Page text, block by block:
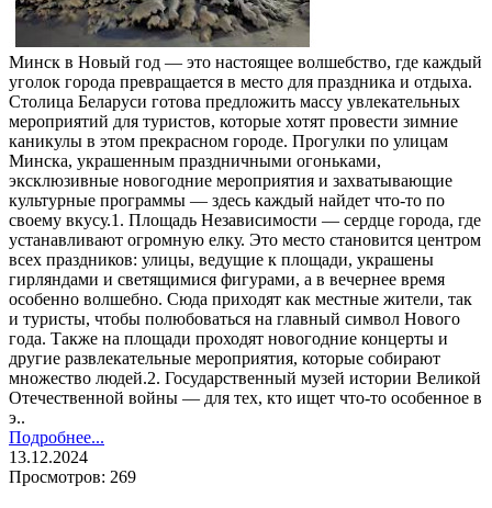
Минск в Новый год — это настоящее волшебство, где каждый
уголок города превращается в место для праздника и отдыха.
Столица Беларуси готова предложить массу увлекательных
мероприятий для туристов, которые хотят провести зимние
каникулы в этом прекрасном городе. Прогулки по улицам
Минска, украшенным праздничными огоньками,
эксклюзивные новогодние мероприятия и захватывающие
культурные программы — здесь каждый найдет что-то по
своему вкусу.1. Площадь Независимости — сердце города, где
устанавливают огромную елку. Это место становится центром
всех праздников: улицы, ведущие к площади, украшены
гирляндами и светящимися фигурами, а в вечернее время
особенно волшебно. Сюда приходят как местные жители, так
и туристы, чтобы полюбоваться на главный символ Нового
года. Также на площади проходят новогодние концерты и
другие развлекательные мероприятия, которые собирают
множество людей.2. Государственный музей истории Великой
Отечественной войны — для тех, кто ищет что-то особенное в
э..
Подробнее...
13.12.2024
Просмотров: 269